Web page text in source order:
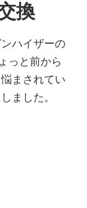
換
ハイザーの
っと前から
まされてい
ました。